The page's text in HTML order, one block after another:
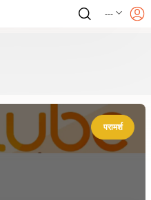
---
परामर्श